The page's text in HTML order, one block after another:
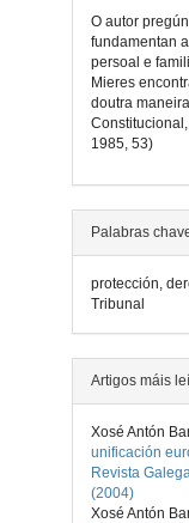
O autor
fundamentan
persoal e
Mieres
doutra
1985, 53)
do
artigo
Palabras
protección,
Tribunal
Artigos máis
Xosé Antón
unificación
Revista
(2004)
Xosé Antón